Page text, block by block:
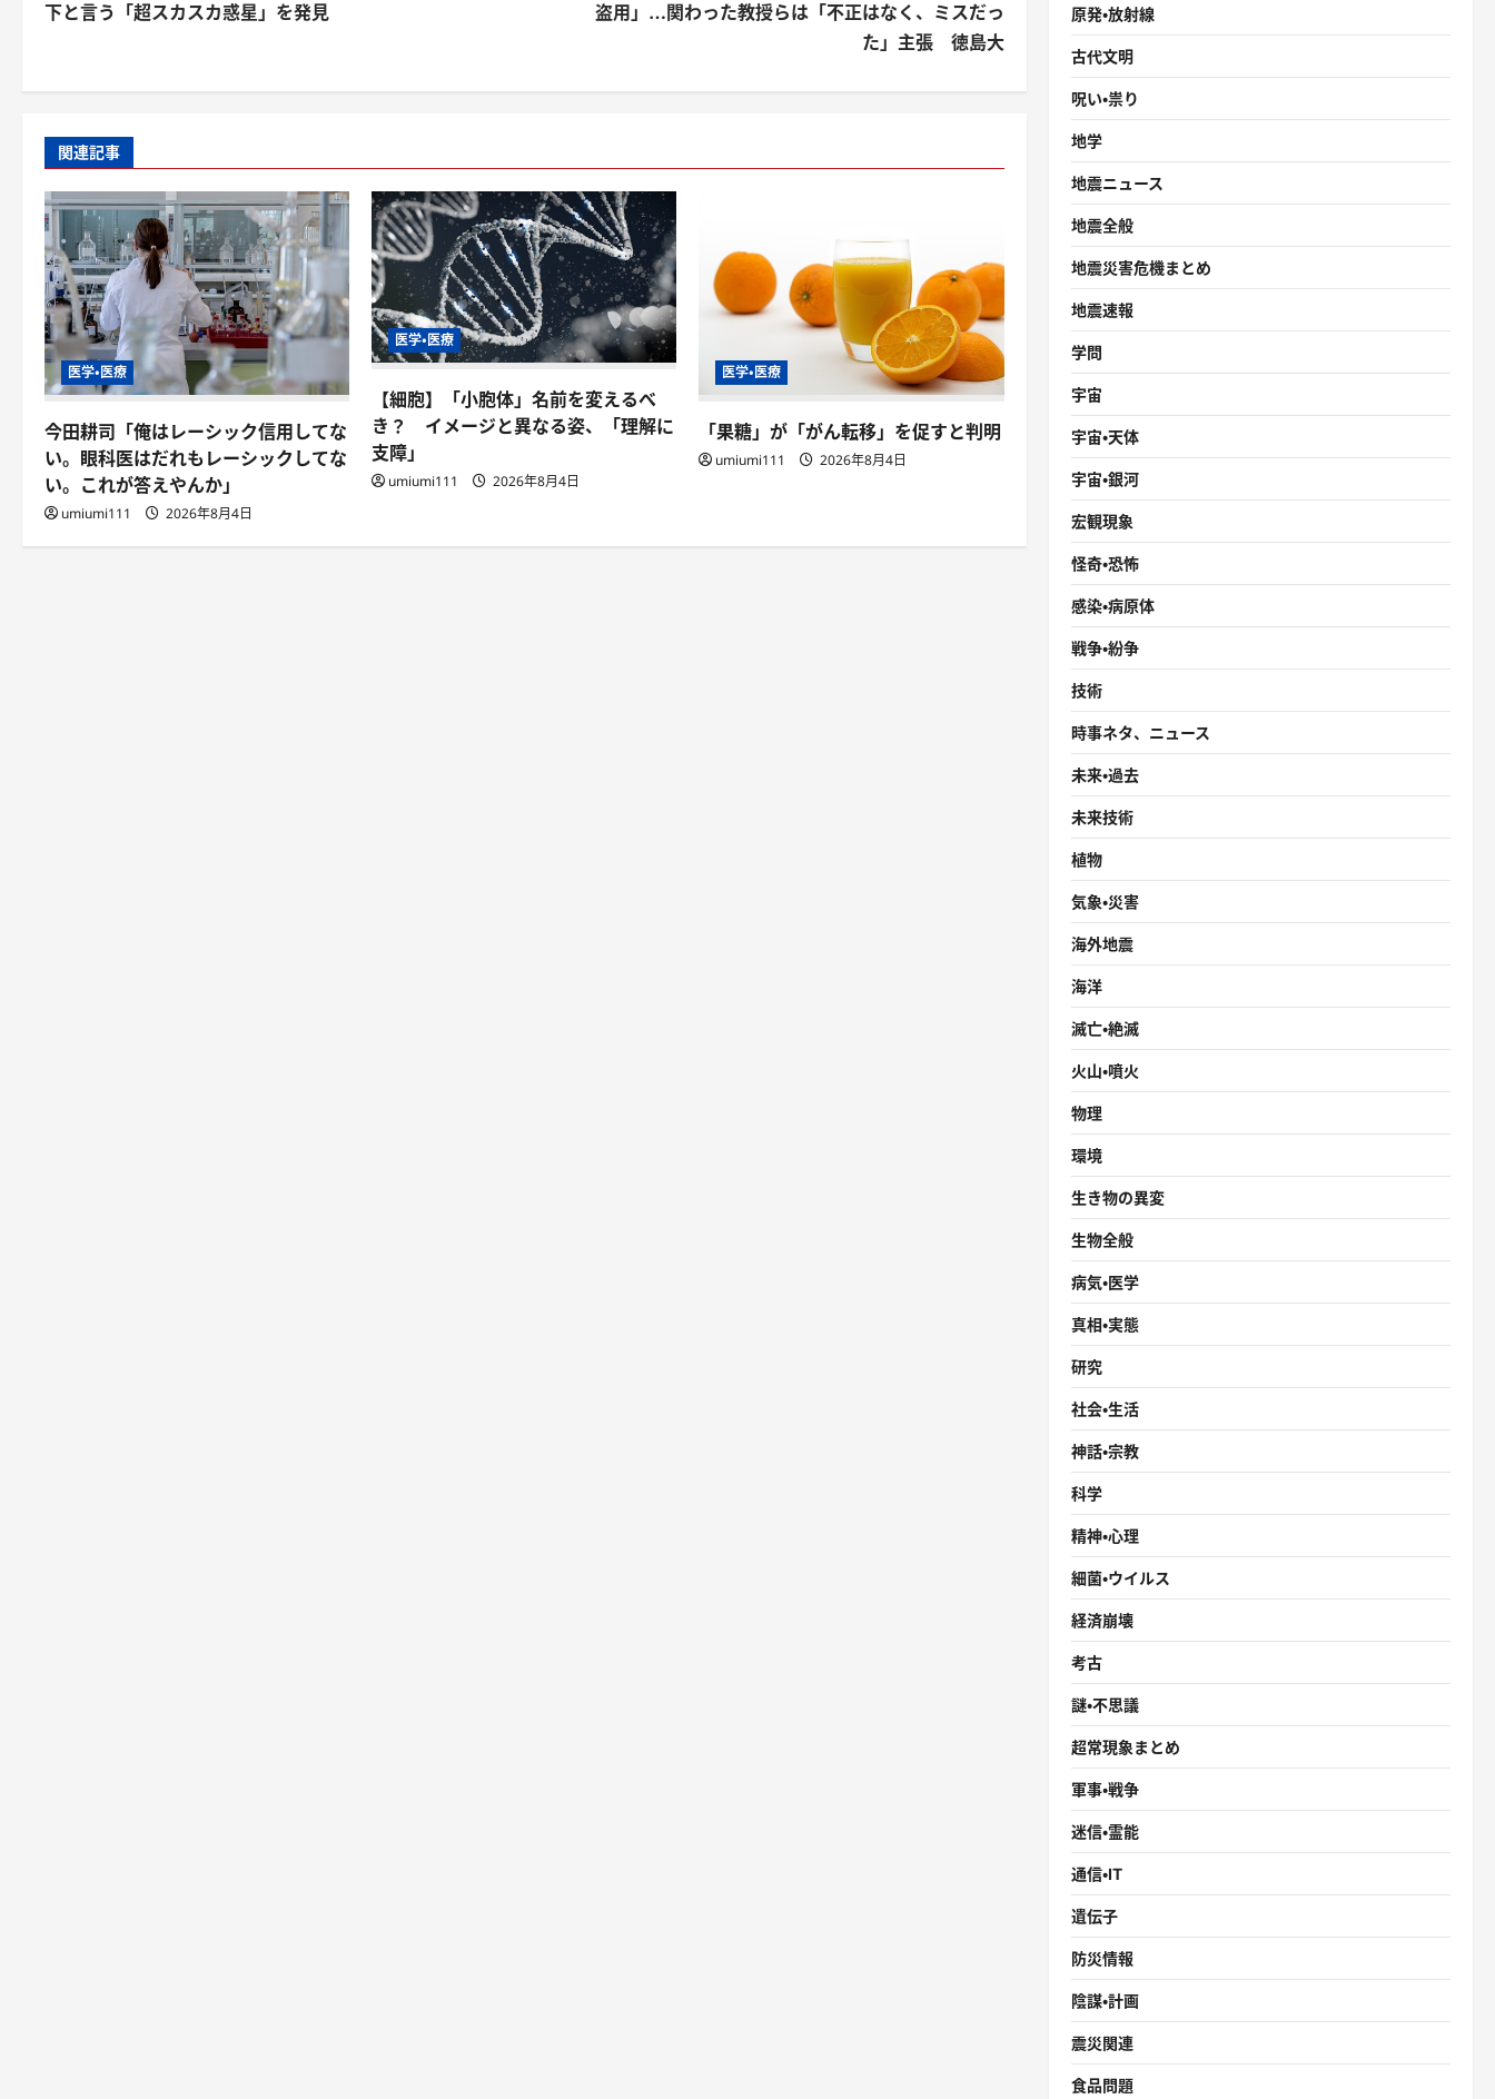
下と言う「超スカスカ惑星」を発見
盗用」…関わった教授らは「不正はなく、ミスだっ
た」主張 徳島大
関連記事
医学・医療
今田耕司「俺はレーシック信用してな
い。眼科医はだれもレーシックしてな
い。これが答えやんか」
umiumi111 2026年8月4日
医学・医療
【細胞】「小胞体」名前を変えるべ
き？ イメージと異なる姿、「理解に
支障」
umiumi111 2026年8月4日
医学・医療
「果糖」が「がん転移」を促すと判明
umiumi111 2026年8月4日
原発・放射線
古代文明
呪い・祟り
地学
地震ニュース
地震全般
地震災害危機まとめ
地震速報
学問
宇宙
宇宙・天体
宇宙・銀河
宏観現象
怪奇・恐怖
感染・病原体
戦争・紛争
技術
時事ネタ、ニュース
未来・過去
未来技術
植物
気象・災害
海外地震
海洋
滅亡・絶滅
火山・噴火
物理
環境
生き物の異変
生物全般
病気・医学
真相・実態
研究
社会・生活
神話・宗教
科学
精神・心理
細菌・ウイルス
経済崩壊
考古
謎・不思議
超常現象まとめ
軍事・戦争
迷信・霊能
通信・IT
遺伝子
防災情報
陰謀・計画
震災関連
食品問題